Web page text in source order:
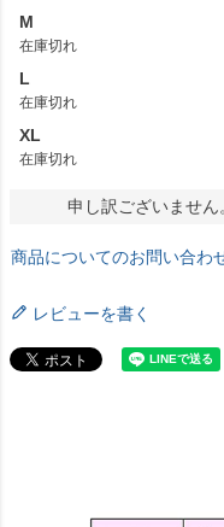
M
在庫切れ
L
在庫切れ
XL
在庫切れ
申し訳ございません
商品についてのお問い合わ
レビューを書く